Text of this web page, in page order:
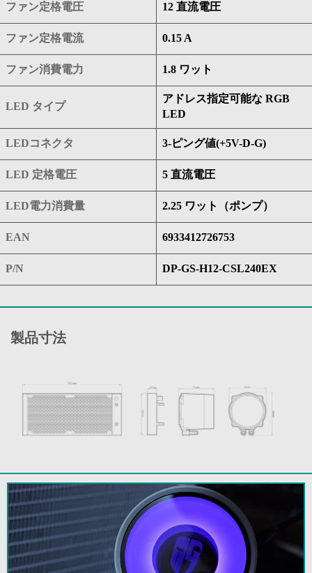
ファン定格電圧 12 直流電圧
ファン定格電流 0.15 A
ファン消費電力 1.8 ワット
LED タイプ
アドレス指定可能な RGB
LED
LEDコネクタ 3-ピング値(+5V-D-G)
LED 定格電圧 5 直流電圧
LED電力消費量 2.25 ワット（ポンプ）
EAN 6933412726753
P/N DP-GS-H12-CSL240EX
製品寸法